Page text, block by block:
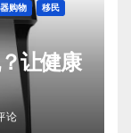
购物 移民
让健康
论